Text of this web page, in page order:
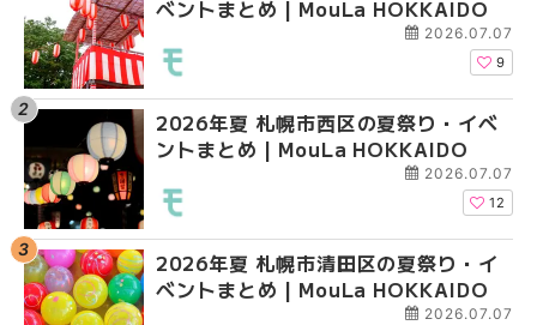
ベントまとめ | MouLa HOKKAIDO
2026.07.07
9
2026年夏 札幌市西区の夏祭り・イベ
ントまとめ | MouLa HOKKAIDO
2026.07.07
12
2026年夏 札幌市清田区の夏祭り・イ
ベントまとめ | MouLa HOKKAIDO
2026.07.07
ントまとめ | MouLa
【2026年最新】札幌
ガーデン｜オープン日
大通公園から穴場テ
2026年夏 札幌市白石
ベントまとめ |
ガーデン｜オープン日
大通公園から穴場テ
2026年夏 札幌市北区
ントまとめ | MouLa
2026年夏 札幌市白石
ベントまとめ |